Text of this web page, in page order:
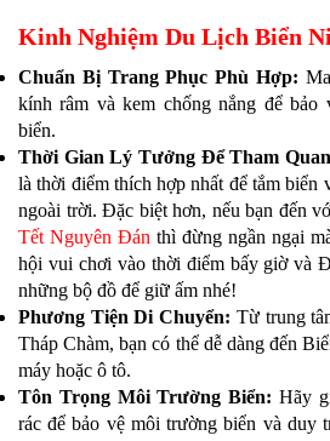
Kinh Nghiệm Du Lịch Biển
Chuẩn Bị Trang Phục Phù Hợp:
kính râm và kem chống nắng để bảo
biển.
Thời Gian Lý Tưởng Để Tham
là thời điểm thích hợp nhất để tắm biển
ngoài trời. Đặc biệt hơn, nếu bạn đến
Tết Nguyên Đán thì đừng ngần ngại
hội vui chơi vào thời điểm bấy giờ và
những bộ đồ để giữ ấm nhé!
Phương Tiện Di Chuyển: Từ trung
Tháp Chàm, bạn có thể dễ dàng đến
máy hoặc ô tô.
Tôn Trọng Môi Trường Biển:Hãy
rác để bảo vệ môi trường biển và duy